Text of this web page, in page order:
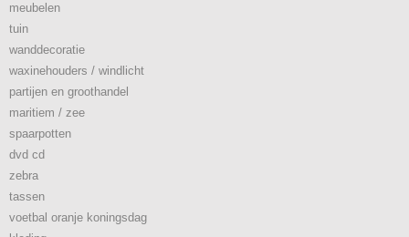
meubelen
tuin
wanddecoratie
waxinehouders / windlicht
partijen en groothandel
maritiem / zee
spaarpotten
dvd cd
zebra
tassen
voetbal oranje koningsdag